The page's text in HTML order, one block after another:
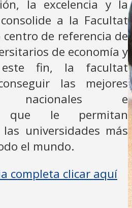
la excelencia y la
a la Facultat
centro de referencia de
de economía y
este fin, la facultat
las mejores
nacionales e
que le permitan
universidades más
el mundo.
completa clicar aquí